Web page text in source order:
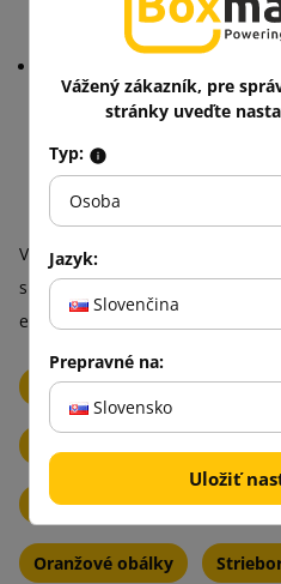
zásielka pôsobí esteticky a
zásielkampozitívny,
umožňuje zachovať
firemnú korešpondenciu,
alebo drobné spomienkové
V Boxmarket ponúkame
s estetikou, poskytujú vám
elegantne zvýrazniť
Biela obálky Hnedé
Fialové obálky Krémové
Oranžové obálky
Vážený zákazník, pre
stránky uveďte
Typ:
Osoba
Jazyk:
Slovenčina
Prepravné na:
Slovensko
Uložiť